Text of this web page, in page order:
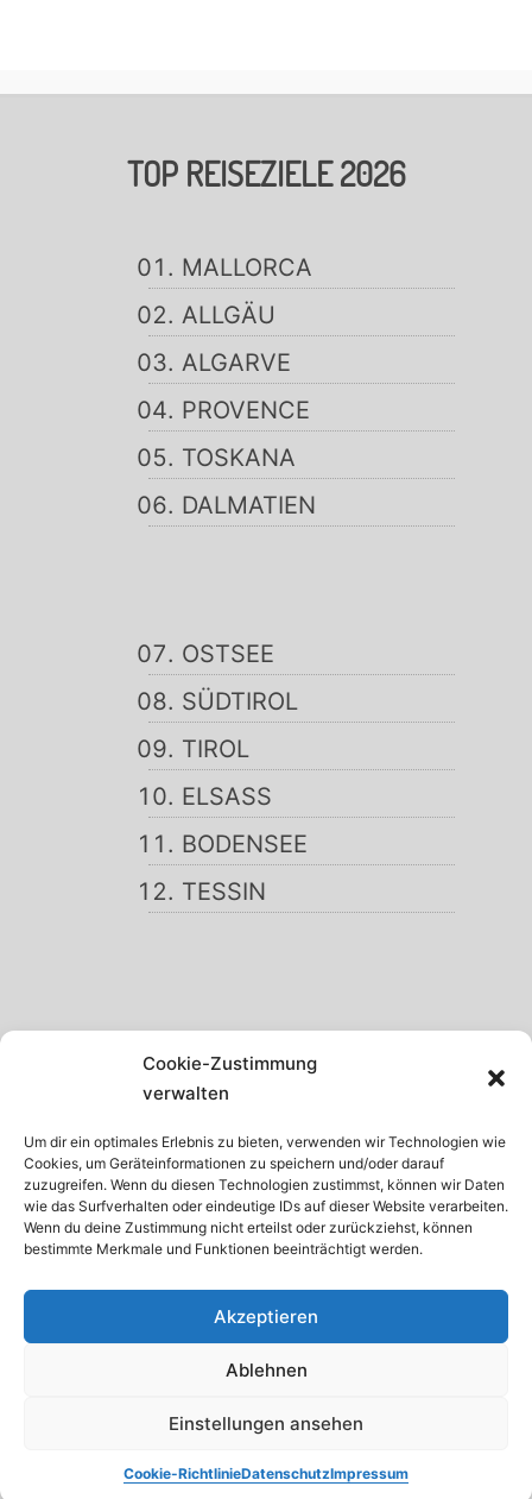
Cookie-Zustimmung
verwalten
Um dir ein optimales Erlebnis zu bieten, verwenden wir Technologien wie
Cookies, um Geräteinformationen zu speichern und/oder darauf
zuzugreifen. Wenn du diesen Technologien zustimmst, können wir Daten
wie das Surfverhalten oder eindeutige IDs auf dieser Website verarbeiten.
Wenn du deine Zustimmung nicht erteilst oder zurückziehst, können
bestimmte Merkmale und Funktionen beeinträchtigt werden.
Akzeptieren
Ablehnen
Einstellungen ansehen
Cookie-RichtlinieDatenschutzImpressum
TOP REISEZIELE 2026
MALLORCA
ALLGÄU
ALGARVE
PROVENCE
TOSKANA
DALMATIEN
OSTSEE
SÜDTIROL
TIROL
ELSASS
BODENSEE
TESSIN
SCHWARZWALD
GARDASEE
MADEIRA
TENERIFFA
KRETA
Cookie-Richtlinie (EU)